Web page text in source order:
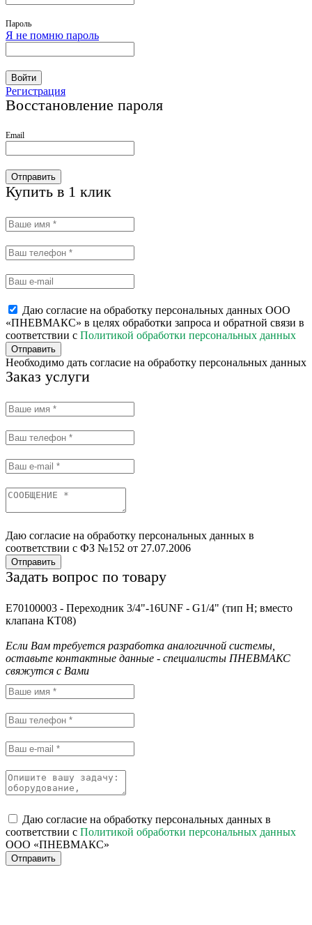
Пароль
Я не помню пароль
Войти
Регистрация
Восстановление пароля
Email
Отправить
Купить в 1 клик
Даю согласие на обработку персональных данных ООО
«ПНЕВМАКС» в целях обработки запроса и обратной связи в
соответствии с Политикой обработки персональных данных
Отправить
Необходимо дать согласие на обработку персональных данных
Заказ услуги
Даю согласие на обработку персональных данных в
соответствии с ФЗ №152 от 27.07.2006
Отправить
Задать вопрос по товару
E70100003 - Переходник 3/4"-16UNF - G1/4" (тип H; вместо
клапана КТ08)
Если Вам требуется разработка аналогичной системы,
оставьте контактные данные - специалисты ПНЕВМАКС
свяжутся с Вами
Даю согласие на обработку персональных данных в
соответствии с Политикой обработки персональных данных
ООО «ПНЕВМАКС»
Отправить